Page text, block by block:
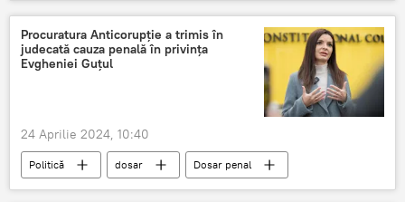
Procuratura Anticorupție a trimis în
judecată cauza penală în privința
Evgheniei Guțul
24 Aprilie 2024, 10:40
Politică dosar
Dosar penal
Procuratura Generală